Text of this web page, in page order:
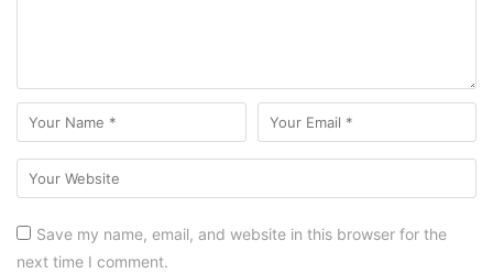
Save my name, email, and website in this browser for the
next time I comment.